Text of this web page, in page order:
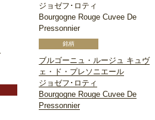
ジョゼフ･ロティ
Bourgogne Rouge Cuvee De
Pressonnier
ブルゴーニュ・ルージュ キュヴ
ェ・ド・プレソニエール
ジョゼフ･ロティ
Bourgogne Rouge Cuvee De
Pressonnier